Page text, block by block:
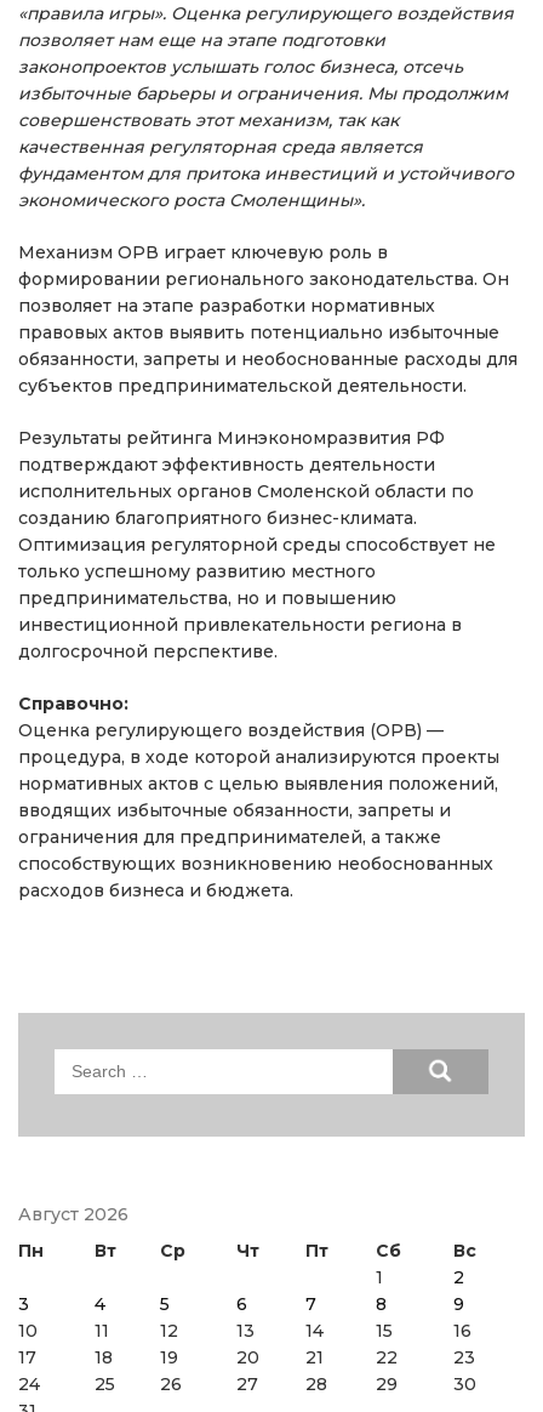
«правила игры». Оценка регулирующего воздействия
позволяет нам еще на этапе подготовки
законопроектов услышать голос бизнеса, отсечь
избыточные барьеры и ограничения. Мы продолжим
совершенствовать этот механизм, так как
качественная регуляторная среда является
фундаментом для притока инвестиций и устойчивого
экономического роста Смоленщины».
Механизм ОРВ играет ключевую роль в
формировании регионального законодательства. Он
позволяет на этапе разработки нормативных
правовых актов выявить потенциально избыточные
обязанности, запреты и необоснованные расходы для
субъектов предпринимательской деятельности.
Результаты рейтинга Минэкономразвития РФ
подтверждают эффективность деятельности
исполнительных органов Смоленской области по
созданию благоприятного бизнес-климата.
Оптимизация регуляторной среды способствует не
только успешному развитию местного
предпринимательства, но и повышению
инвестиционной привлекательности региона в
долгосрочной перспективе.
Справочно:
Оценка регулирующего воздействия (ОРВ) —
процедура, в ходе которой анализируются проекты
нормативных актов с целью выявления положений,
вводящих избыточные обязанности, запреты и
ограничения для предпринимателей, а также
способствующих возникновению необоснованных
расходов бизнеса и бюджета.
Search
Август 2026
Пн
Вт Ср Чт Пт Сб
Вс
1
2
3
4 5 6 7 8
9
10
11 12 13 14 15
16
17
18 19 20 21 22
23
24
25 26 27 28 29
30